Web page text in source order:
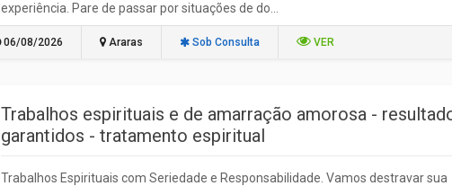
experiência. Pare de passar por situações de do...
06/08/2026 Araras Sob Consulta VER
Trabalhos espirituais e de amarração amorosa -
garantidos - tratamento espiritual
Trabalhos Espirituais com Seriedade e Responsabilidade. Vamos destravar sua